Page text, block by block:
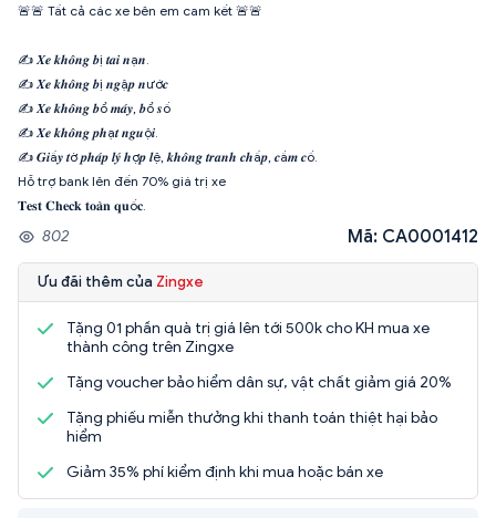
🚨🚨 Tất cả các xe bên em cam kết 🚨🚨
✍️ 𝑿𝒆 𝒌𝒉𝒐̂𝒏𝒈 𝒃ị 𝒕𝒂𝒊 𝒏ạ𝒏.
✍️ 𝑿𝒆 𝒌𝒉𝒐̂𝒏𝒈 𝒃ị 𝒏𝒈ậ𝒑 𝒏ướ𝒄
✍️ 𝑿𝒆 𝒌𝒉𝒐̂𝒏𝒈 𝒃ổ 𝒎𝒂́𝒚, 𝒃ổ 𝒔ố
✍️ 𝑿𝒆 𝒌𝒉𝒐̂𝒏𝒈 𝒑𝒉ạ𝒕 𝒏𝒈𝒖ộ𝒊.
✍️ 𝑮𝒊ấ𝒚 𝒕ờ 𝒑𝒉𝒂́𝒑 𝒍𝒚́ 𝒉ợ𝒑 𝒍ệ, 𝒌𝒉𝒐̂𝒏𝒈 𝒕𝒓𝒂𝒏𝒉 𝒄𝒉ấ𝒑, 𝒄ầ𝒎 𝒄ố.
Hỗ trợ bank lên đến 70% giá trị xe
𝐓𝐞𝐬𝐭 𝐂𝐡𝐞𝐜𝐤 𝐭𝐨𝐚̀𝐧 𝐪𝐮ố𝐜.
802 Mã: CA0001412
Ưu đãi thêm của Zingxe
Tặng 01 phần quà trị giá lên tới 500k cho KH mua xe
thành công trên Zingxe
Tặng voucher bảo hiểm dân sự, vật chất giảm giá 20%
Tặng phiếu miễn thưởng khi thanh toán thiệt hại bảo
hiểm
Giảm 35% phí kiểm định khi mua hoặc bán xe